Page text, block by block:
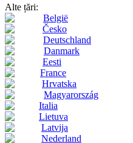
Alte țări:
België
Česko
Deutschland
Danmark
Eesti
France
Hrvatska
Magyarország
Italia
Lietuva
Latvija
Nederland